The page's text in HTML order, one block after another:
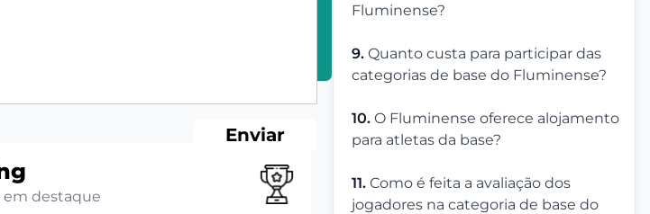
Fluminense?
9. Quanto custa para participar das
categorias de base do Fluminense?
10. O Fluminense oferece alojamento
para atletas da base?
11. Como é feita a avaliação dos
jogadores na categoria de base do
Enviar
destaque